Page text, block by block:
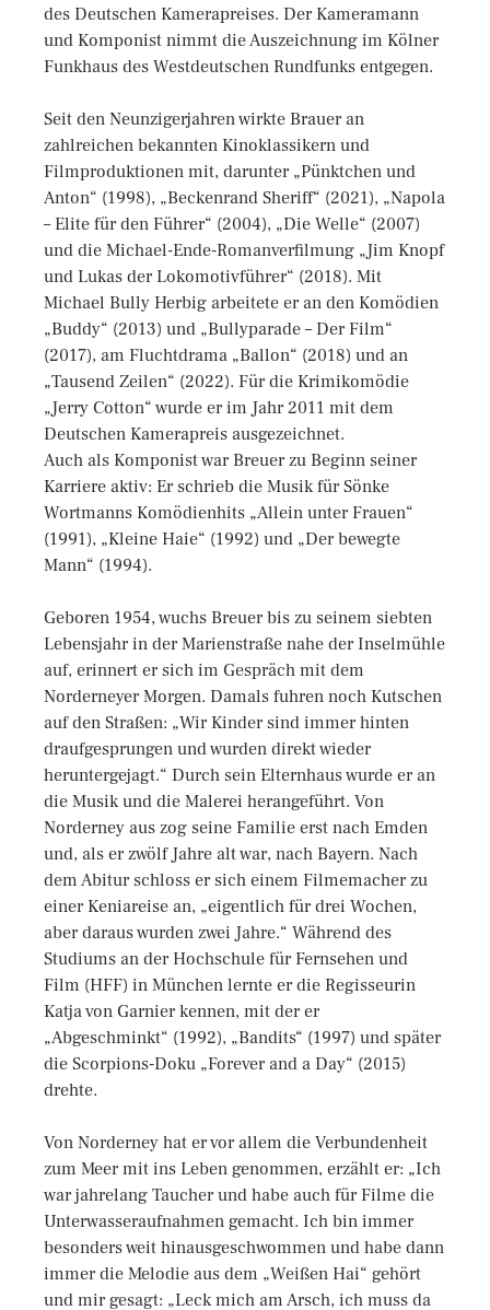
des Deutschen Kamerapreises. Der Kameramann
und Komponist nimmt die Auszeichnung im Kölner
Funkhaus des Westdeutschen Rundfunks entgegen.
Seit den Neunzigerjahren wirkte Brauer an
zahlreichen bekannten Kinoklassikern und
Filmproduktionen mit, darunter „Pünktchen und
Anton“ (1998), „Beckenrand Sheriff“ (2021), „Napola
– Elite für den Führer“ (2004), „Die Welle“ (2007)
und die Michael-Ende-Romanverfilmung „Jim Knopf
und Lukas der Lokomotivführer“ (2018). Mit
Michael Bully Herbig arbeitete er an den Komödien
„Buddy“ (2013) und „Bullyparade – Der Film“
(2017), am Fluchtdrama „Ballon“ (2018) und an
„Tausend Zeilen“ (2022). Für die Krimikomödie
„Jerry Cotton“ wurde er im Jahr 2011 mit dem
Deutschen Kamerapreis ausgezeichnet.
Auch als Komponist war Breuer zu Beginn seiner
Karriere aktiv: Er schrieb die Musik für Sönke
Wortmanns Komödienhits „Allein unter Frauen“
(1991), „Kleine Haie“ (1992) und „Der bewegte
Mann“ (1994).
Geboren 1954, wuchs Breuer bis zu seinem siebten
Lebensjahr in der Marienstraße nahe der Inselmühle
auf, erinnert er sich im Gespräch mit dem
Norderneyer Morgen. Damals fuhren noch Kutschen
auf den Straßen: „Wir Kinder sind immer hinten
draufgesprungen und wurden direkt wieder
heruntergejagt.“ Durch sein Elternhaus wurde er an
die Musik und die Malerei herangeführt. Von
Norderney aus zog seine Familie erst nach Emden
und, als er zwölf Jahre alt war, nach Bayern. Nach
dem Abitur schloss er sich einem Filmemacher zu
einer Keniareise an, „eigentlich für drei Wochen,
aber daraus wurden zwei Jahre.“ Während des
Studiums an der Hochschule für Fernsehen und
Film (HFF) in München lernte er die Regisseurin
Katja von Garnier kennen, mit der er
„Abgeschminkt“ (1992), „Bandits“ (1997) und später
die Scorpions-Doku „Forever and a Day“ (2015)
drehte.
Von Norderney hat er vor allem die Verbundenheit
zum Meer mit ins Leben genommen, erzählt er: „Ich
war jahrelang Taucher und habe auch für Filme die
Unterwasseraufnahmen gemacht. Ich bin immer
besonders weit hinausgeschwommen und habe dann
immer die Melodie aus dem „Weißen Hai“ gehört
und mir gesagt: „Leck mich am Arsch, ich muss da